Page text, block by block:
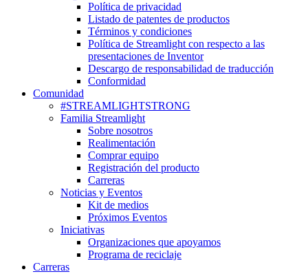
Política de privacidad
Listado de patentes de productos
Términos y condiciones
Política de Streamlight con respecto a las
presentaciones de Inventor
Descargo de responsabilidad de traducción
Conformidad
Comunidad
#STREAMLIGHTSTRONG
Familia Streamlight
Sobre nosotros
Realimentación
Comprar equipo
Registración del producto
Carreras
Noticias y Eventos
Kit de medios
Próximos Eventos
Iniciativas
Organizaciones que apoyamos
Programa de reciclaje
Carreras